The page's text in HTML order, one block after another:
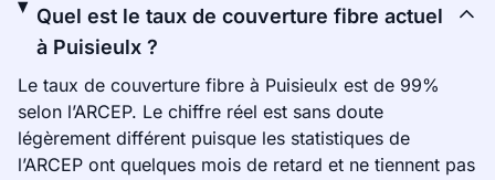
Quel est le taux de couverture fibre actuel
à Puisieulx ?
Le taux de couverture fibre à Puisieulx est de 99%
selon l’ARCEP. Le chiffre réel est sans doute
légèrement différent puisque les statistiques de
l’ARCEP ont quelques mois de retard et ne tiennent pas